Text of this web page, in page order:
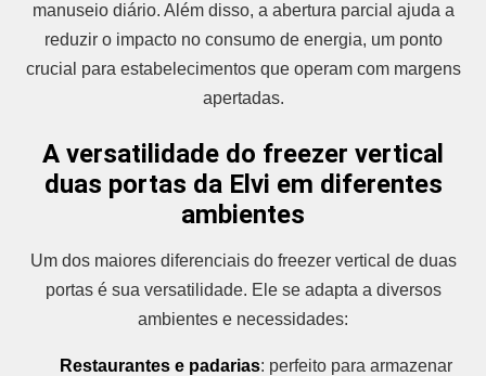
manuseio diário. Além disso, a abertura parcial ajuda a
reduzir o impacto no consumo de energia, um ponto
crucial para estabelecimentos que operam com margens
apertadas.
A versatilidade do freezer vertical
duas portas da Elvi em diferentes
ambientes
Um dos maiores diferenciais do freezer vertical de duas
portas é sua versatilidade. Ele se adapta a diversos
ambientes e necessidades:
Restaurantes e padarias: perfeito para armazenar